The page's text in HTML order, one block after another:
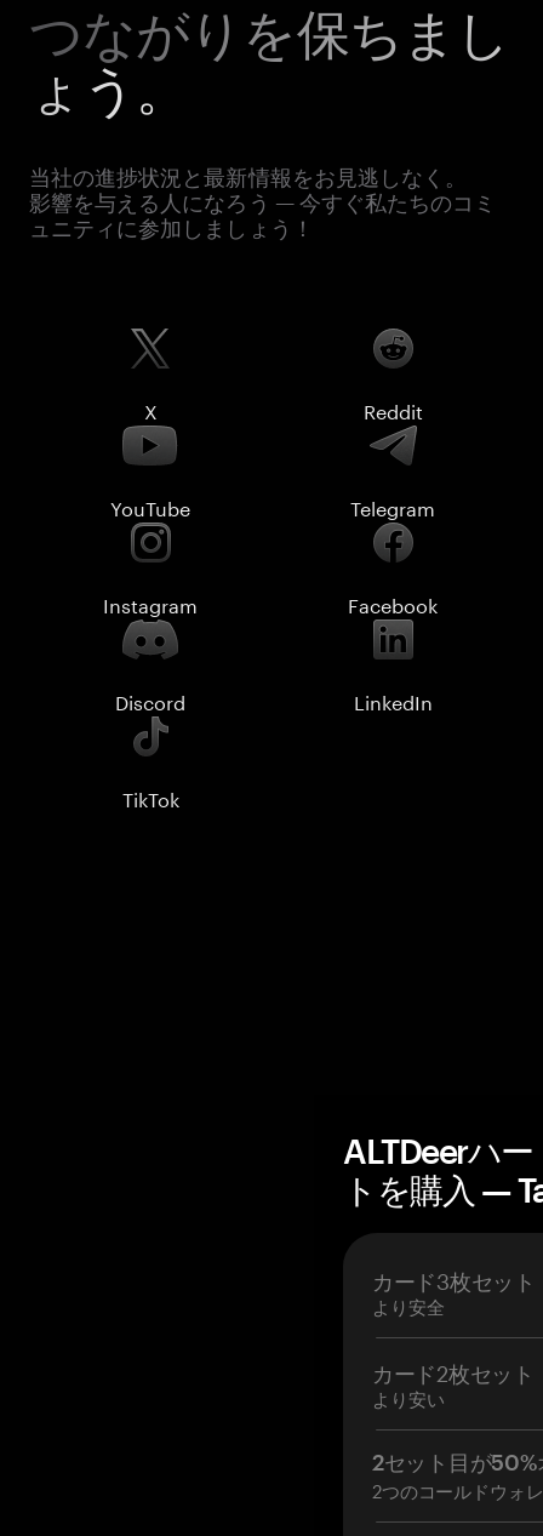
つながりを保ちまし
ょう。
当社の進捗状況と最新情報をお見逃しなく。
影響を与える人になろう — 今すぐ私たちのコミ
ュニティに参加しましょう！
X Reddit
YouTube Telegram
Instagram Facebook
Discord LinkedIn
TikTok
ALTDeerハ
トを購入 —
カード3枚セット
より安全
カード2枚セット
より安い
2セット目が50%
2つのコールドウォ